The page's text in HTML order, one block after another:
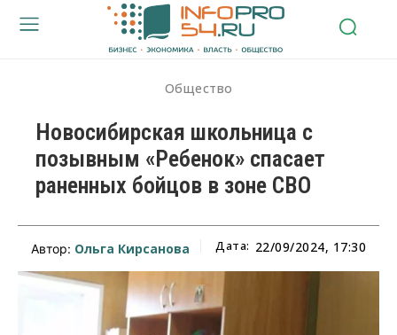
Общество
Новосибирская школьница с
позывным «Ребенок» спасает
раненных бойцов в зоне СВО
Автор: Ольга Кирсанова Дата: 22/09/2024, 17:30